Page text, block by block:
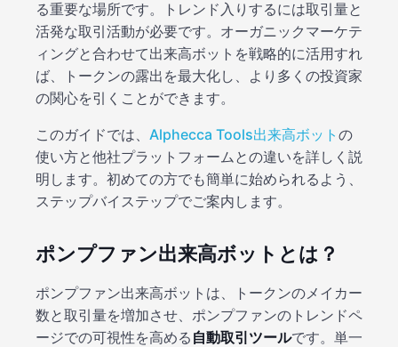
る重要な場所です。トレンド入りするには取引量と
活発な取引活動が必要です。オーガニックマーケテ
ィングと合わせて出来高ボットを戦略的に活用すれ
ば、トークンの露出を最大化し、より多くの投資家
の関心を引くことができます。
このガイドでは、 Alphecca Tools出来高ボット の
使い方と他社プラットフォームとの違いを詳しく説
明します。初めての方でも簡単に始められるよう、
ステップバイステップでご案内します。
ポンプファン出来高ボットとは？
ポンプファン出来高ボットは、トークンのメイカー
数と取引量を増加させ、ポンプファンのトレンドペ
ージでの可視性を高める 自動取引ツールです。単一